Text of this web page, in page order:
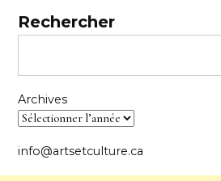
Rechercher
Archives
info@artsetculture.ca